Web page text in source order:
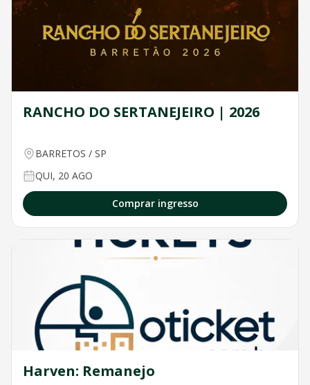
RANCHO DO SERTANEJEIRO | 2026
BARRETOS / SP
QUI, 20 AGO
Comprar ingresso
Harven: Remanejo